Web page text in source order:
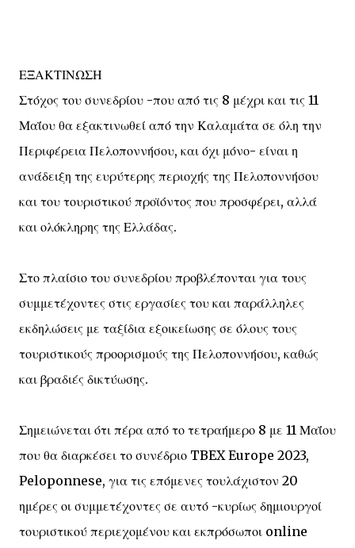
ΕΞΑΚΤΙΝΩΣΗ
Στόχος του συνεδρίου -που από τις 8 μέχρι και τις 11
Μαΐου θα εξακτινωθεί από την Καλαμάτα σε όλη την
Περιφέρεια Πελοποννήσου, και όχι μόνο- είναι η
ανάδειξη της ευρύτερης περιοχής της Πελοποννήσου
και του τουριστικού προϊόντος που προσφέρει, αλλά
και ολόκληρης της Ελλάδας.
Στο πλαίσιο του συνεδρίου προβλέπονται για τους
συμμετέχοντες στις εργασίες του και παράλληλες
εκδηλώσεις με ταξίδια εξοικείωσης σε όλους τους
τουριστικούς προορισμούς της Πελοποννήσου, καθώς
και βραδιές δικτύωσης.
Σημειώνεται ότι πέρα από το τετραήμερο 8 με 11 Μαΐου
που θα διαρκέσει το συνέδριο TBEX Europe 2023,
Peloponnese, για τις επόμενες τουλάχιστον 20
ημέρες οι συμμετέχοντες σε αυτό -κυρίως δημιουργοί
τουριστικού περιεχομένου και εκπρόσωποι online